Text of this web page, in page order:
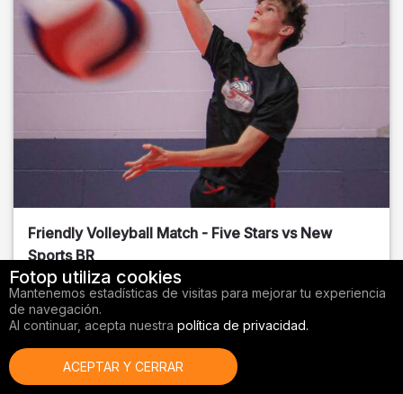
Friendly Volleyball Match - Five Stars vs New
Sports BR
Orange County, FL
01/14/2026
Fotop utiliza cookies
Mantenemos estadísticas de visitas para mejorar tu experiencia
de navegación.
Al continuar, acepta nuestra política de privacidad.
ACEPTAR Y CERRAR